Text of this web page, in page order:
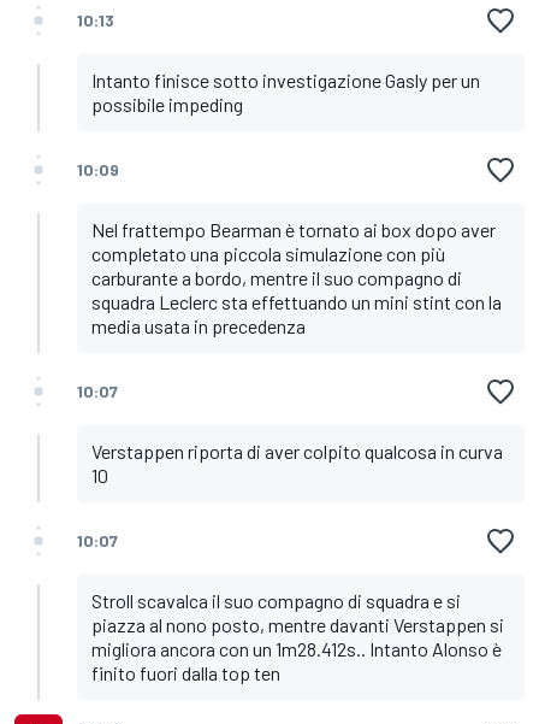
10:13
Intanto finisce sotto investigazione Gasly per un
possibile impeding
10:09
Nel frattempo Bearman è tornato ai box dopo aver
completato una piccola simulazione con più
carburante a bordo, mentre il suo compagno di
squadra Leclerc sta effettuando un mini stint con la
media usata in precedenza
10:07
Verstappen riporta di aver colpito qualcosa in curva
10
10:07
Stroll scavalca il suo compagno di squadra e si
piazza al nono posto, mentre davanti Verstappen si
migliora ancora con un 1m28.412s.. Intanto Alonso è
finito fuori dalla top ten